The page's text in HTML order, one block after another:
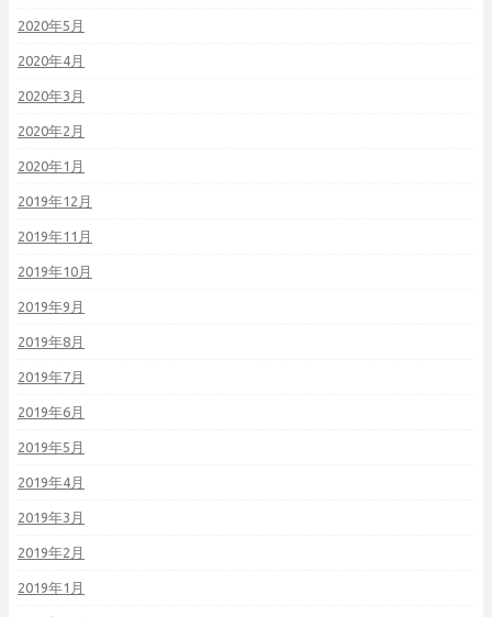
2020年5月
2020年4月
2020年3月
2020年2月
2020年1月
2019年12月
2019年11月
2019年10月
2019年9月
2019年8月
2019年7月
2019年6月
2019年5月
2019年4月
2019年3月
2019年2月
2019年1月